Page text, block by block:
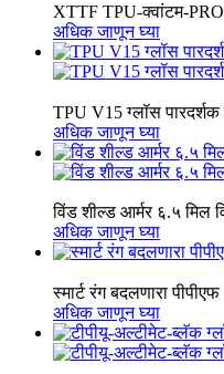
XTTF TPU-क्वांटम-
अधिक जाणून घ्या
TPU V15 ग्लॉस
अधिक जाणून घ्या
विंड शील्ड आर्मर ६.५ मिल
अधिक जाणून घ्या
स्मार्ट रंग बदलणारा पीपीएफ
अधिक जाणून घ्या